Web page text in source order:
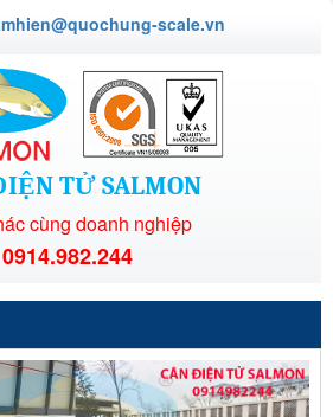
scale.vn
TỬ SALMON
cùng doanh nghiệp
0914.982.244